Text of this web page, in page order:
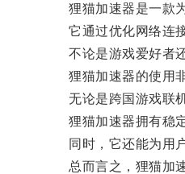
狸猫加速器是一款为
它通过优化网络连接
不论是游戏爱好者还
狸猫加速器的使用非
无论是跨国游戏联机
狸猫加速器拥有稳定
同时，它还能为用户
总而言之，狸猫加速